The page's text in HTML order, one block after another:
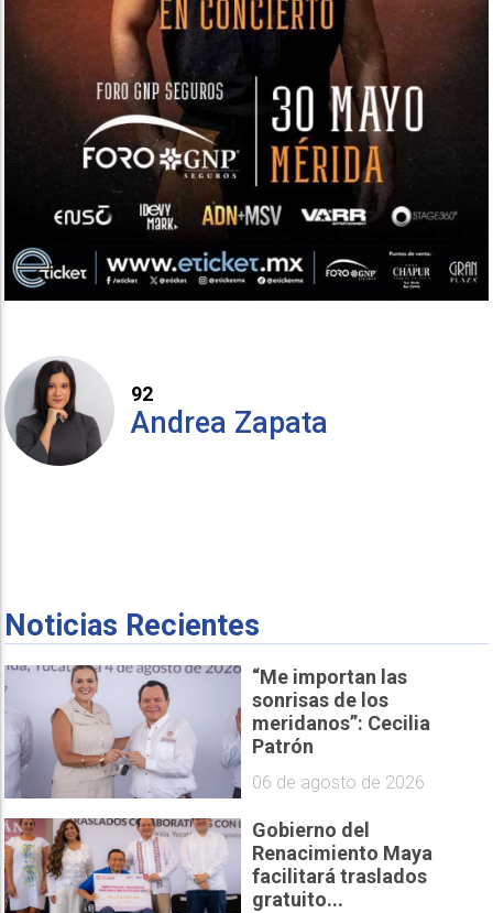
92
Andrea Zapata
Noticias Recientes
“Me importan las
sonrisas de los
meridanos”: Cecilia
Patrón
06 de agosto de 2026
Gobierno del
Renacimiento Maya
facilitará traslados
gratuito...